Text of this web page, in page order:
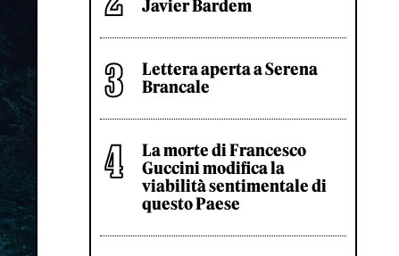
Javier Bardem
Lettera aperta a Serena
Brancale
La morte di Francesco
Guccini modifica la
viabilità sentimentale di
questo Paese